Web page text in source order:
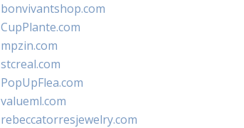
bonvivantshop.com
CupPlante.com
mpzin.com
stcreal.com
PopUpFlea.com
valueml.com
rebeccatorresjewelry.com